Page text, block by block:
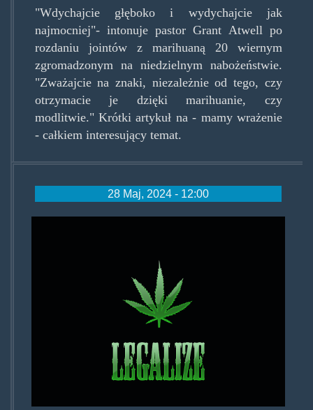
"Wdychajcie głęboko i wydychajcie jak
najmocniej"- intonuje pastor Grant Atwell po
rozdaniu jointów z marihuaną 20 wiernym
zgromadzonym na niedzielnym nabożeństwie.
"Zważajcie na znaki, niezależnie od tego, czy
otrzymacie je dzięki marihuanie, czy
modlitwie." Krótki artykuł na - mamy wrażenie
- całkiem interesujący temat.
28 Maj, 2024 - 12:00